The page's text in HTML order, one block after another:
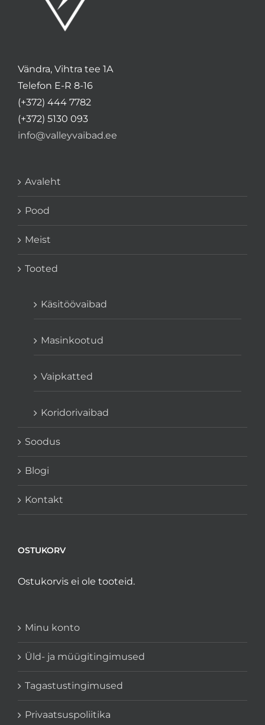
Vändra, Vihtra tee 1A
Telefon E-R 8-16
(+372) 444 7782
(+372) 5130 093
info@valleyvaibad.ee
Avaleht
Pood
Meist
Tooted
Käsitöövaibad
Masinkootud
Vaipkatted
Koridorivaibad
Soodus
Blogi
Kontakt
OSTUKORV
Ostukorvis ei ole tooteid.
Minu konto
Üld- ja müügitingimused
Tagastustingimused
Privaatsuspoliitika